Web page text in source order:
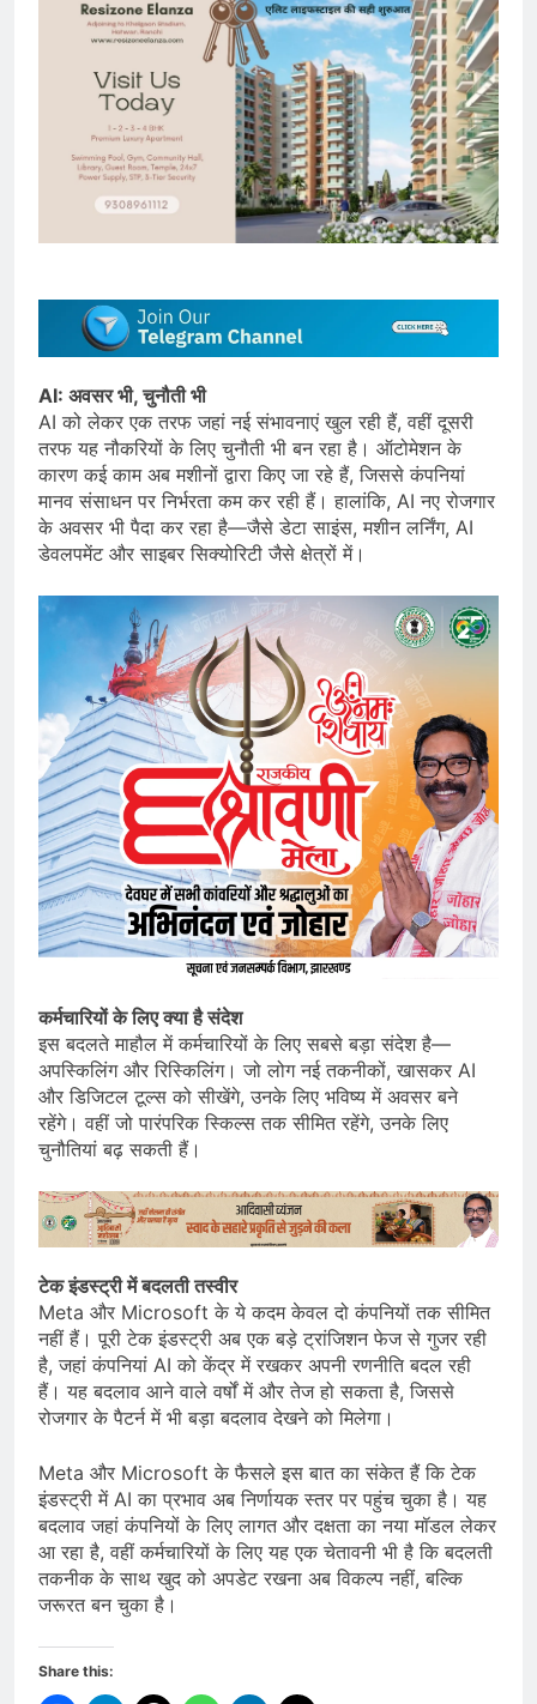
AI: अवसर भी, चुनौती भी
AI को लेकर एक तरफ जहां नई संभावनाएं खुल रही हैं, वहीं दूसरी
तरफ यह नौकरियों के लिए चुनौती भी बन रहा है। ऑटोमेशन के
कारण कई काम अब मशीनों द्वारा किए जा रहे हैं, जिससे कंपनियां
मानव संसाधन पर निर्भरता कम कर रही हैं। हालांकि, AI नए रोजगार
के अवसर भी पैदा कर रहा है—जैसे डेटा साइंस, मशीन लर्निंग, AI
डेवलपमेंट और साइबर सिक्योरिटी जैसे क्षेत्रों में।
कर्मचारियों के लिए क्या है संदेश
इस बदलते माहौल में कर्मचारियों के लिए सबसे बड़ा संदेश है—
अपस्किलिंग और रिस्किलिंग। जो लोग नई तकनीकों, खासकर AI
और डिजिटल टूल्स को सीखेंगे, उनके लिए भविष्य में अवसर बने
रहेंगे। वहीं जो पारंपरिक स्किल्स तक सीमित रहेंगे, उनके लिए
चुनौतियां बढ़ सकती हैं।
टेक इंडस्ट्री में बदलती तस्वीर
Meta और Microsoft के ये कदम केवल दो कंपनियों तक सीमित
नहीं हैं। पूरी टेक इंडस्ट्री अब एक बड़े ट्रांजिशन फेज से गुजर रही
है, जहां कंपनियां AI को केंद्र में रखकर अपनी रणनीति बदल रही
हैं। यह बदलाव आने वाले वर्षों में और तेज हो सकता है, जिससे
रोजगार के पैटर्न में भी बड़ा बदलाव देखने को मिलेगा।
Meta और Microsoft के फैसले इस बात का संकेत हैं कि टेक
इंडस्ट्री में AI का प्रभाव अब निर्णायक स्तर पर पहुंच चुका है। यह
बदलाव जहां कंपनियों के लिए लागत और दक्षता का नया मॉडल लेकर
आ रहा है, वहीं कर्मचारियों के लिए यह एक चेतावनी भी है कि बदलती
तकनीक के साथ खुद को अपडेट रखना अब विकल्प नहीं, बल्कि
जरूरत बन चुका है।
Share this: